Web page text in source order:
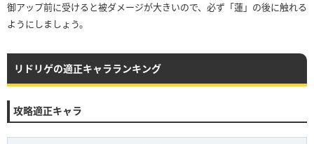
御アップ前に受けると被ダメージが大きいので、必ず「蓮」の後に触れる
ようにしましょう。
リドリゲの適正キャラランキング
攻略適正キャラ